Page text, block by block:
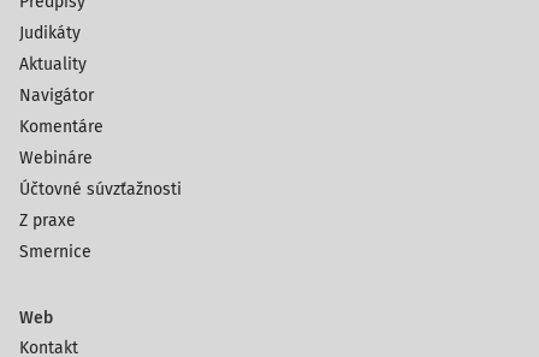
Judikáty
Aktuality
Navigátor
Komentáre
Webináre
Účtovné súvzťažnosti
Z praxe
Smernice
Web
Kontakt